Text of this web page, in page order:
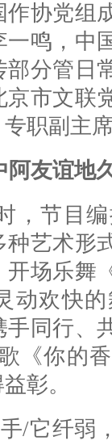
协党组
一鸣，中
分管日
京市文联
职副主
阿友谊地
，节目
种艺术形
场乐舞
动欢快
同行、
《你的
彰。
/它纤弱